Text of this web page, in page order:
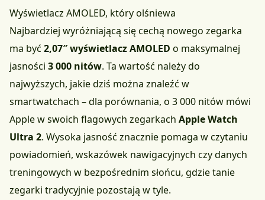
Wyświetlacz AMOLED, który olśniewa
Najbardziej wyróżniającą się cechą nowego zegarka
ma być 2,07″ wyświetlacz AMOLED o maksymalnej
jasności 3 000 nitów. Ta wartość należy do
najwyższych, jakie dziś można znaleźć w
smartwatchach – dla porównania, o 3 000 nitów mówi
Apple w swoich flagowych zegarkach Apple Watch
Ultra 2. Wysoka jasność znacznie pomaga w czytaniu
powiadomień, wskazówek nawigacyjnych czy danych
treningowych w bezpośrednim słońcu, gdzie tanie
zegarki tradycyjnie pozostają w tyle.